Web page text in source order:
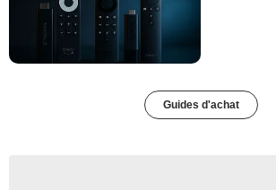
Guides d'achat